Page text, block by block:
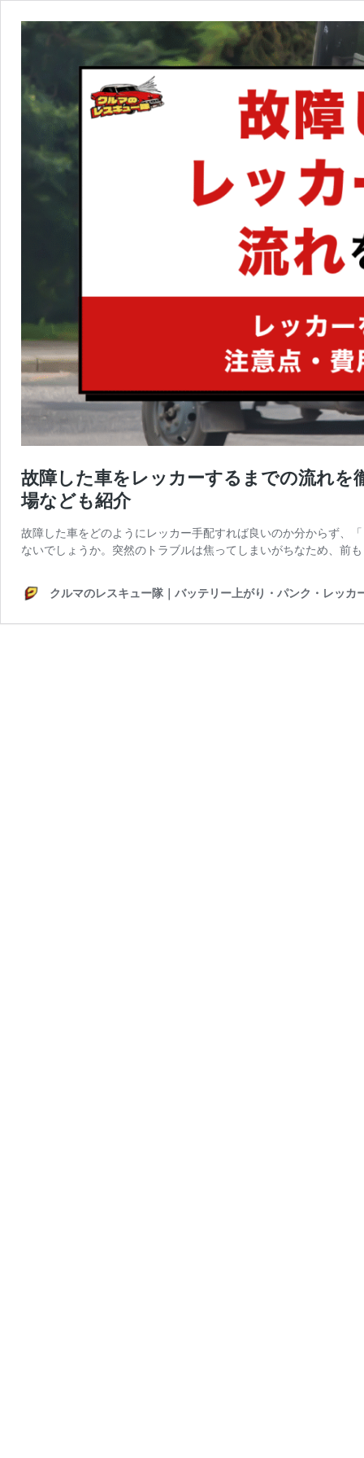
故障した車をレッカーするまでの流れを
場なども紹介
故障した車をどのようにレッカー手配すれば良いのか分からず、
ないでしょうか。突然のトラブルは焦ってしまいがちなため、前
クルマのレスキュー隊｜バッテリー上がり・パンク・レッカ